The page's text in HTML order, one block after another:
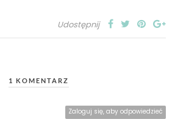
Udostępnij
1 KOMENTARZ
Zaloguj się, aby odpowiedzieć